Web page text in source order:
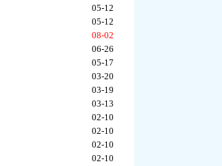
05-12
05-12
08-02
06-26
05-17
03-20
03-19
03-13
02-10
02-10
02-10
02-10